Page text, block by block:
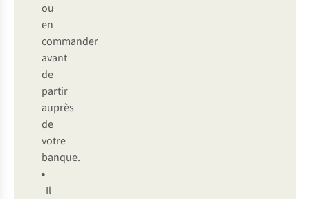
ou
en
commander
avant
de
partir
auprès
de
votre
banque.
•
Il